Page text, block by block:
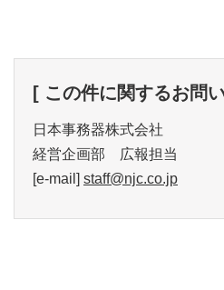
[ この件に関するお問
日本事務器株式会社
経営企画部 広報担当
[e-mail] staff@njc.co.jp